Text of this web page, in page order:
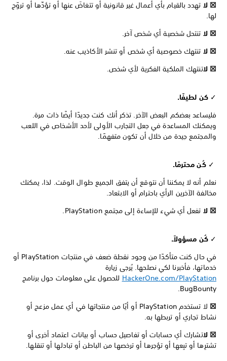
☒ لا تهدد بالقيام بأي أعمال غير قانونية أو تتغاضَ عنها أو تؤدِّها أو تروّج
لها.
☒ لا تنتحل شخصية أي شخص آخر.
☒ لا تنتهك خصوصية أي شخص أو تنشر الأكاذيب عنه.
☒ لاتنتهك الملكية الفكرية لأي شخص.
✓كن لطيفًا.
فليساعد بعضكم البعض الآخر. تذكر أنك كنت جديدًا أيضًا ذات مرة.
ويمكنك المساعدة في جعل التجارب الأولى لأحد الأشخاص في اللعب
والمجتمع جيدة من خلال أن تكون متفهمًا.
✓كُن محترمًا.
نعلم أنه لا يمكننا أن نتوقع أن يتفق الجميع طوال الوقت. لذا، يمكنك
مخالفة الآخرين الرأي باحترام أو الابتعاد.
☒ لا تفعل أي شيء للإساءة إلى مجتمع PlayStation.
✓كُن مسؤولاً.
في حال كنت متأكدًا من وجود نقطة ضعف في منتجات PlayStation أو
خدماتها، فأخبرنا لكي نصلحها. يُرجى زيارة
HackerOne.com/PlayStation للحصول على معلومات حول برنامج
BugBounty.
☒
لا تستخدم PlayStation أو أيًا من منتجاتها في أي عمل مزعج أو
نشاط تجاري أو تربطها به.
☒ لاتشارك أي حسابات أو تفاصيل حساب أو بيانات اعتماد أخرى أو
تشترِها أو تبِعها أو تؤجرها أو ترخصها من الباطن أو تبادلها أو تنقلها.